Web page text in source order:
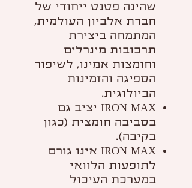
שהינה פטנט ייחודי של
חברת אלביון העולמית,
המתמחה ביצירת
תרכובות מינרלים
וחומצות אמינו, לשיפור
הספיגה והזמינות
הביולוגית.
IRON MAX יציב גם
בסביבה חומצית (כגון
בקיבה).
IRON MAX אינו גורם
לתופעות הלוואי
במערכת העיכול